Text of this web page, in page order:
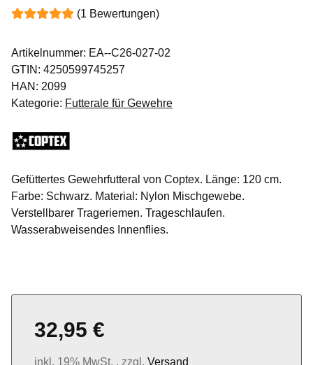
(1 Bewertungen)
Artikelnummer: EA--C26-027-02
GTIN: 4250599745257
HAN: 2099
Kategorie: Futterale für Gewehre
Gefüttertes Gewehrfutteral von Coptex. Länge: 120 cm.
Farbe: Schwarz. Material: Nylon Mischgewebe.
Verstellbarer Trageriemen. Trageschlaufen.
Wasserabweisendes Innenflies.
32,95 €
inkl. 19% MwSt. , zzgl. Versand